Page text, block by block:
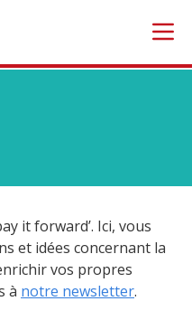
it forward’. Ici, vous
et idées concernant la
vos propres
à notre newsletter.